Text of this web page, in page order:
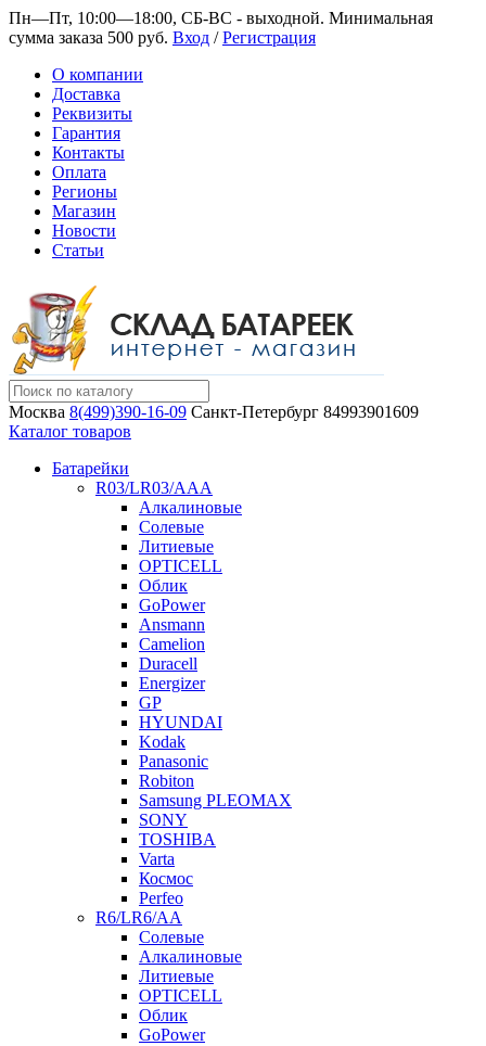
Пн—Пт, 10:00—18:00, СБ-ВС - выходной. Минимальная
сумма заказа 500 руб. Вход /Регистрация
О компании
Доставка
Реквизиты
Гарантия
Контакты
Оплата
Регионы
Магазин
Новости
Статьи
Москва 8(499)390-16-09 Санкт-Петербург 84993901609
Каталог товаров
Батарейки
R03/LR03/AAA
Алкалиновые
Солевые
Литиевые
OPTICELL
Облик
GoPower
Ansmann
Camelion
Duracell
Energizer
GP
HYUNDAI
Kodak
Panasonic
Robiton
Samsung PLEOMAX
SONY
TOSHIBA
Varta
Космос
Perfeo
R6/LR6/AA
Солевые
Алкалиновые
Литиевые
OPTICELL
Облик
GoPower